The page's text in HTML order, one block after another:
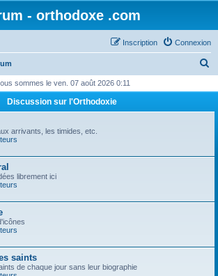
- orthodoxe .com
Connexion
Inscription
h
sommes le ven. 07 août 2026 0:11
Discussion sur l'Orthodoxie
arrivants, les timides, etc.
librement ici
saints
de chaque jour sans leur biographie